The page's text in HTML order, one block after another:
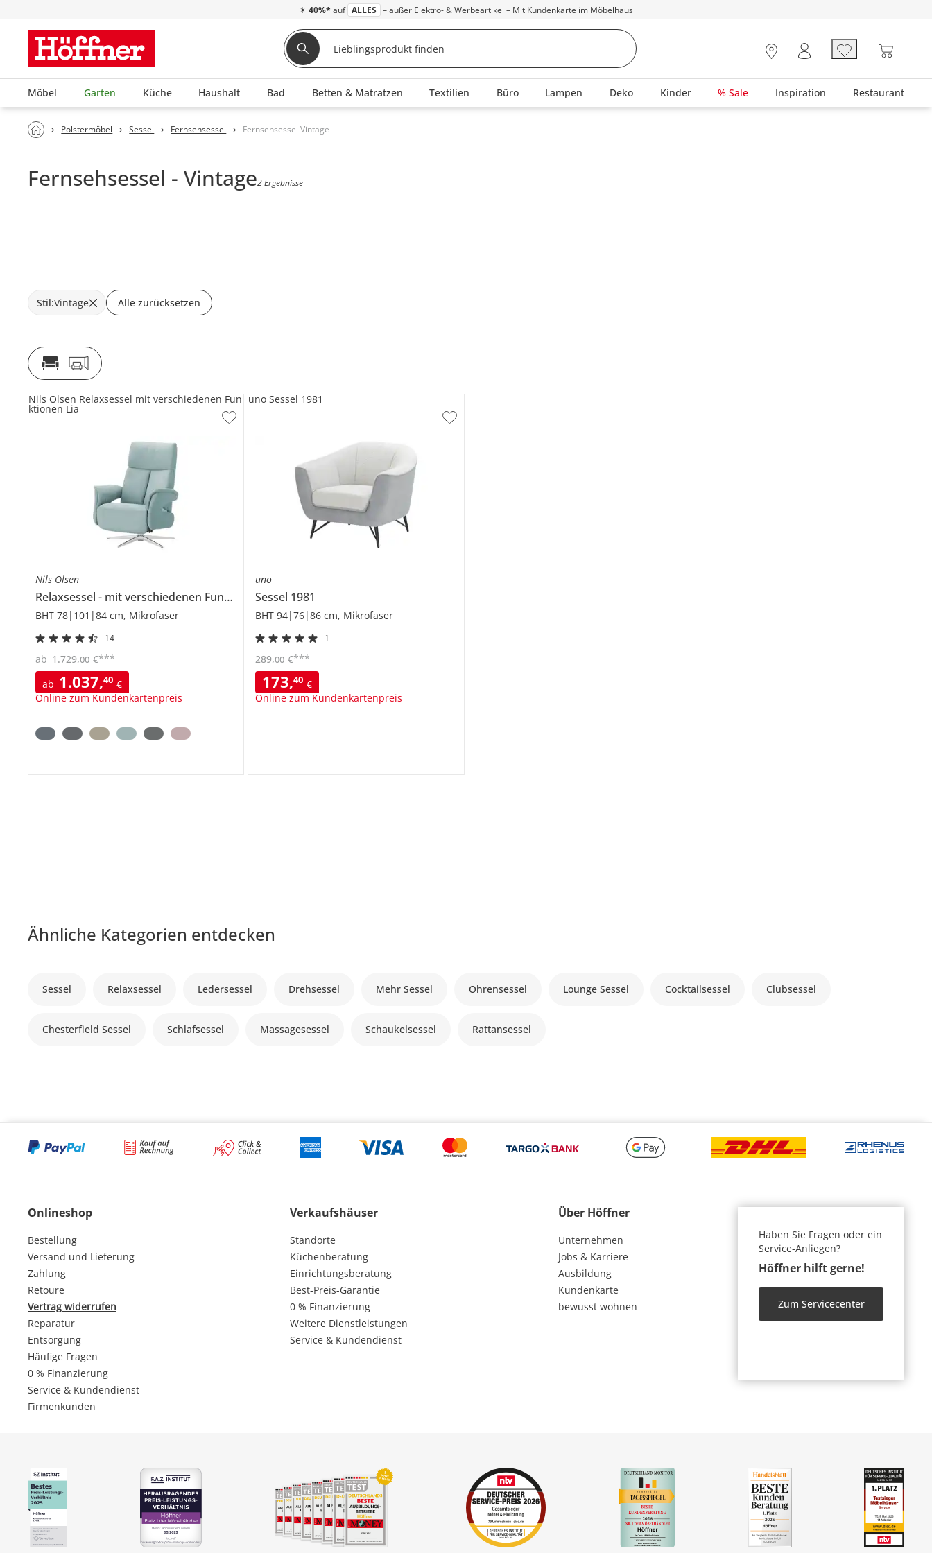
☀ 40%* auf ALLES – außer Elektro- & Werbeartikel – Mit Kundenkarte im Möbelhaus
Möbel Garten Küche Haushalt Bad Betten & Matratzen Textilien Büro Lampen Deko Kinder % Sale Inspiration Restaurant
Polstermöbel Sessel Fernsehsessel Fernsehsessel Vintage
Fernsehsessel - Vintage2 Ergebnisse
Stil:Vintage Alle zurücksetzen
Nils Olsen
Relaxsessel mit verschiedenen Funktionen Lia
BHT 78|101|84 cm, Mikrofaser
14
ab 1.037,40 €
Online zum Kundenkartenpreis
ab 1.729,00 €***
Nils Olsen Relaxsessel mit verschiedenen Fun
ktionen Lia
uno
Sessel 1981
BHT 94|76|86 cm, Mikrofaser
1
173,40 €
Online zum Kundenkartenpreis
289,00 €***
uno Sessel 1981
Ähnliche Kategorien entdecken
Sessel Relaxsessel Ledersessel Drehsessel Mehr Sessel Ohrensessel Lounge Sessel Cocktailsessel Clubsessel
Chesterfield Sessel Schlafsessel Massagesessel Schaukelsessel Rattansessel
Onlineshop
Bestellung
Versand und Lieferung
Zahlung
Retoure
Vertrag widerrufen
Reparatur
Entsorgung
Häufige Fragen
0 % Finanzierung
Service & Kundendienst
Firmenkunden
Verkaufshäuser
Standorte
Küchenberatung
Einrichtungsberatung
Best-Preis-Garantie
0 % Finanzierung
Weitere Dienstleistungen
Service & Kundendienst
Über Höffner
Unternehmen
Jobs & Karriere
Ausbildung
Kundenkarte
bewusst wohnen
Haben Sie Fragen oder ein
Service-Anliegen?
Höffner hilft gerne!
Zum Servicecenter